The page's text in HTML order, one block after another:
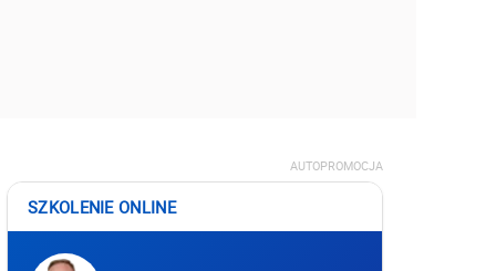
AUTOPROMOCJA
SZKOLENIE ONLINE